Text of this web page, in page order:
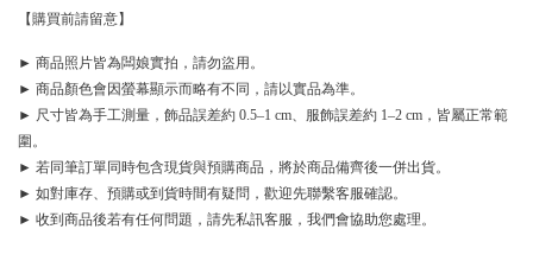
【購買前請留意】
► 商品照片皆為闆娘實拍，請勿盜用。
► 商品顏色會因螢幕顯示而略有不同，請以實品為準。
► 尺寸皆為手工測量，飾品誤差約 0.5–1 cm、服飾誤差約 1–2 cm，皆屬正常範
圍。
► 若同筆訂單同時包含現貨與預購商品，將於商品備齊後一併出貨。
► 如對庫存、預購或到貨時間有疑問，歡迎先聯繫客服確認。
► 收到商品後若有任何問題，請先私訊客服，我們會協助您處理。